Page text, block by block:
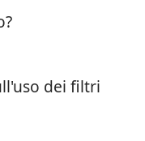
dei filtri